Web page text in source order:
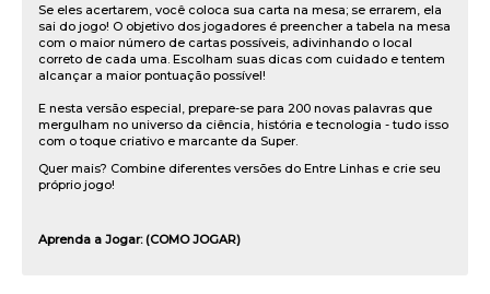
Se eles acertarem, você coloca sua carta na mesa; se errarem, ela
sai do jogo! O objetivo dos jogadores é preencher a tabela na mesa
com o maior número de cartas possíveis, adivinhando o local
correto de cada uma. Escolham suas dicas com cuidado e tentem
alcançar a maior pontuação possível!
E nesta versão especial, prepare-se para 200 novas palavras que
mergulham no universo da ciência, história e tecnologia - tudo isso
com o toque criativo e marcante da Super.
Quer mais? Combine diferentes versões do Entre Linhas e crie seu
próprio jogo!
Aprenda a Jogar:(COMO JOGAR)